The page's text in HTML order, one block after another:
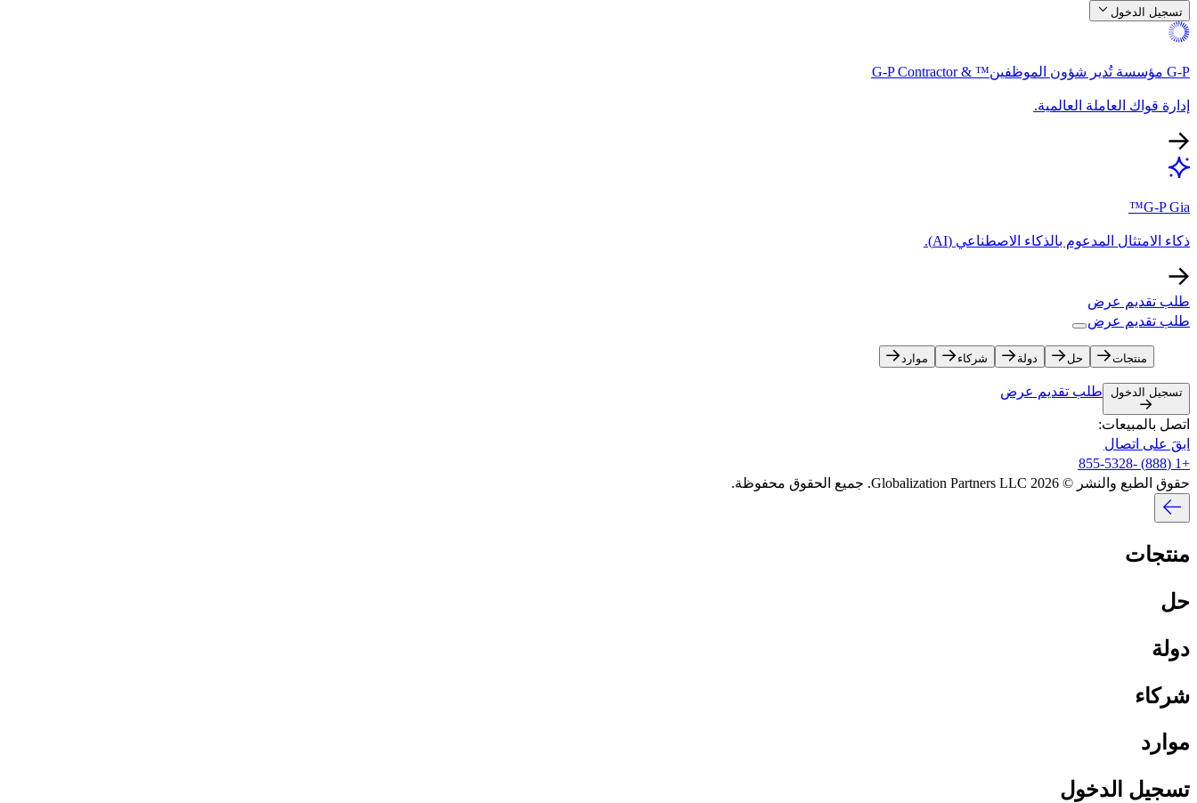
تسجيل الدخول​​
G-P مؤسسة تُدير شؤون الموظفين™ & G-P Contractor​​
إدارة قواك العاملة العالمية.​​
G-P Gia™​​
ذكاء الامتثال المدعوم بالذكاء الاصطناعي (AI).​​
طلب تقديم عرض​​
طلب تقديم عرض​​
منتجات​​ حل​​ دولة​​ شركاء​​ موارد​​
تسجيل الدخول​​ طلب تقديم عرض​​
اتصل بالمبيعات:​​
ابقَ على اتصال​​
+1 (888) -855-5328​​
حقوق الطبع والنشر © 2026 Globalization Partners LLC. جميع الحقوق محفوظة.​​
منتجات​​
حل​​
دولة​​
شركاء​​
موارد​​
تسجيل الدخول​​